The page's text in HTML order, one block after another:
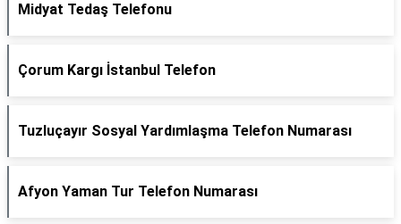
Midyat Tedaş Telefonu
Çorum Kargı İstanbul Telefon
Tuzluçayır Sosyal Yardımlaşma Telefon Numarası
Afyon Yaman Tur Telefon Numarası